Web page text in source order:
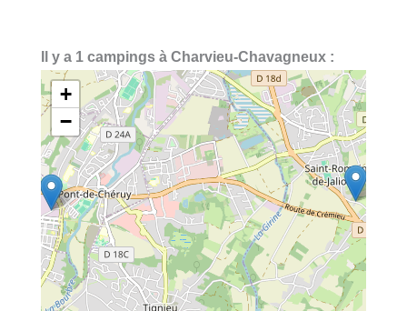
Il y a 1 campings à Charvieu-Chavagneux :
+
−